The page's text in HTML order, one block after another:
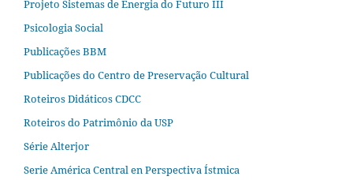
Projeto Sistemas de Energia do Futuro III
Psicologia Social
Publicações BBM
Publicações do Centro de Preservação Cultural
Roteiros Didáticos CDCC
Roteiros do Patrimônio da USP
Série Alterjor
Serie América Central en Perspectiva Ístmica